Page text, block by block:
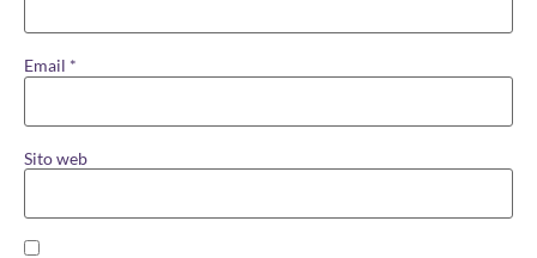
Email *
Sito web